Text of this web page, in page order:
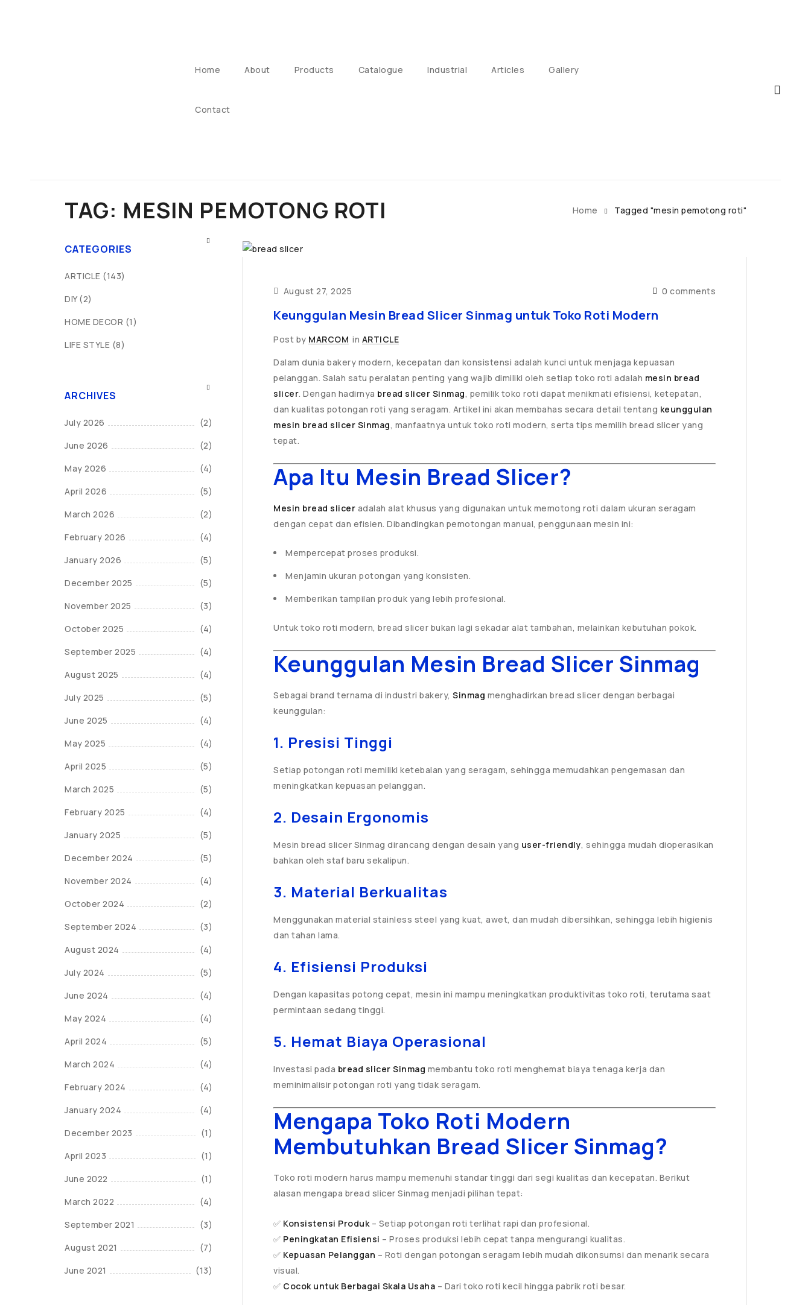
Home About Products Catalogue Industrial Articles Gallery
Contact
Home Tagged "mesin pemotong roti"
TAG: MESIN PEMOTONG ROTI
CATEGORIES
ARTICLE (143)
DIY(2)
HOME DECOR (1)
LIFE STYLE (8)
ARCHIVES
July 2026
(2)
June 2026
(2)
May 2026
(4)
April 2026
(5)
March 2026
(2)
February 2026
(4)
January 2026
(5)
December 2025
(5)
November 2025
(3)
October 2025
(4)
September 2025
(4)
August 2025
(4)
July 2025
(5)
June 2025
(4)
May 2025
(4)
April 2025
(5)
March 2025
(5)
February 2025
(4)
January 2025
(5)
December 2024
(5)
November 2024
(4)
October 2024
(2)
September 2024
(3)
August 2024
(4)
July 2024
(5)
June 2024
(4)
May 2024
(4)
April 2024
(5)
March 2024
(4)
February 2024
(4)
January 2024
(4)
December 2023
(1)
April 2023
(1)
June 2022
(1)
March 2022
(4)
September 2021
(3)
August 2021
(7)
June 2021
(13)
August 27, 2025 0 comments
Keunggulan Mesin Bread Slicer Sinmag untuk Toko Roti Modern
Post by MARCOM in ARTICLE
Dalam dunia bakery modern, kecepatan dan konsistensi adalah kunci untuk menjaga kepuasan
pelanggan. Salah satu peralatan penting yang wajib dimiliki oleh setiap toko roti adalah mesin bread
slicer. Dengan hadirnya bread slicer Sinmag, pemilik toko roti dapat menikmati efisiensi, ketepatan,
dan kualitas potongan roti yang seragam. Artikel ini akan membahas secara detail tentang keunggulan
mesin bread slicer Sinmag, manfaatnya untuk toko roti modern, serta tips memilih bread slicer yang
tepat.
Apa Itu Mesin Bread Slicer?
Mesin bread slicer adalah alat khusus yang digunakan untuk memotong roti dalam ukuran seragam
dengan cepat dan efisien. Dibandingkan pemotongan manual, penggunaan mesin ini:
Mempercepat proses produksi.
Menjamin ukuran potongan yang konsisten.
Memberikan tampilan produk yang lebih profesional.
Untuk toko roti modern, bread slicer bukan lagi sekadar alat tambahan, melainkan kebutuhan pokok.
Keunggulan Mesin Bread Slicer Sinmag
Sebagai brand ternama di industri bakery, Sinmag menghadirkan bread slicer dengan berbagai
keunggulan:
1. Presisi Tinggi
Setiap potongan roti memiliki ketebalan yang seragam, sehingga memudahkan pengemasan dan
meningkatkan kepuasan pelanggan.
2. Desain Ergonomis
Mesin bread slicer Sinmag dirancang dengan desain yang user-friendly, sehingga mudah dioperasikan
bahkan oleh staf baru sekalipun.
3. Material Berkualitas
Menggunakan material stainless steel yang kuat, awet, dan mudah dibersihkan, sehingga lebih higienis
dan tahan lama.
4. Efisiensi Produksi
Dengan kapasitas potong cepat, mesin ini mampu meningkatkan produktivitas toko roti, terutama saat
permintaan sedang tinggi.
5. Hemat Biaya Operasional
Investasi pada bread slicer Sinmag membantu toko roti menghemat biaya tenaga kerja dan
meminimalisir potongan roti yang tidak seragam.
Mengapa Toko Roti Modern
Membutuhkan Bread Slicer Sinmag?
Toko roti modern harus mampu memenuhi standar tinggi dari segi kualitas dan kecepatan. Berikut
alasan mengapa bread slicer Sinmag menjadi pilihan tepat:
✅ Konsistensi Produk– Setiap potongan roti terlihat rapi dan profesional.
✅ Peningkatan Efisiensi – Proses produksi lebih cepat tanpa mengurangi kualitas.
✅ Kepuasan Pelanggan – Roti dengan potongan seragam lebih mudah dikonsumsi dan menarik secara
visual.
✅ Cocok untuk Berbagai Skala Usaha – Dari toko roti kecil hingga pabrik roti besar.